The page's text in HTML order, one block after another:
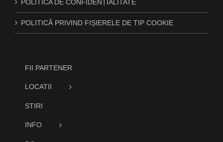
POLITICA DE CONFIDENȚIALITATE
POLITICĂ PRIVIND FIȘIERELE DE TIP COOKIE
FII PARTENER
LOCATII
STIRI
INFO